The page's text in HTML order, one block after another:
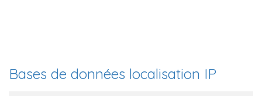
Bases de données localisation IP